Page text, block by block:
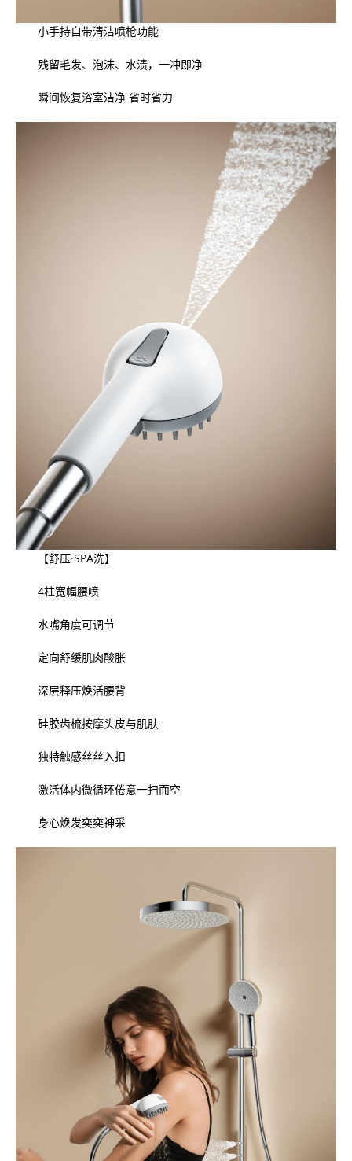
小手持自带清洁喷枪功能
残留毛发、泡沫、水渍，一冲即净
瞬间恢复浴室洁净 省时省力
【舒压·SPA洗】
4柱宽幅腰喷
水嘴角度可调节
定向舒缓肌肉酸胀
深层释压焕活腰背
硅胶齿梳按摩头皮与肌肤
独特触感丝丝入扣
激活体内微循环倦意一扫而空
身心焕发奕奕神采